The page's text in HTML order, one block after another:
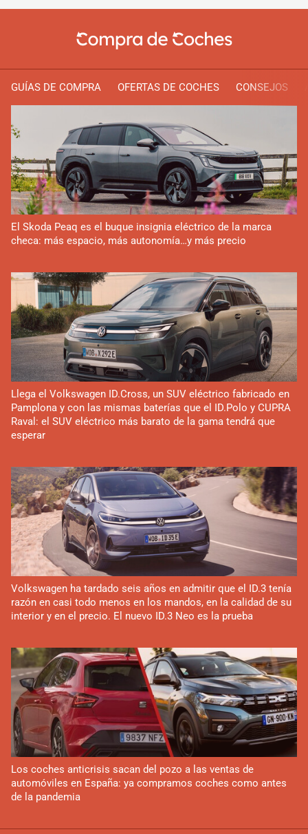
GUÍAS DE COMPRA OFERTAS DE COCHES CONSEJOS
El Skoda Peaq es el buque insignia eléctrico de la marca
checa: más espacio, más autonomía…y más precio
Llega el Volkswagen ID.Cross, un SUV eléctrico fabricado en
Pamplona y con las mismas baterías que el ID.Polo y CUPRA
Raval: el SUV eléctrico más barato de la gama tendrá que
esperar
Volkswagen ha tardado seis años en admitir que el ID.3 tenía
razón en casi todo menos en los mandos, en la calidad de su
interior y en el precio. El nuevo ID.3 Neo es la prueba
Los coches anticrisis sacan del pozo a las ventas de
automóviles en España: ya compramos coches como antes
de la pandemia